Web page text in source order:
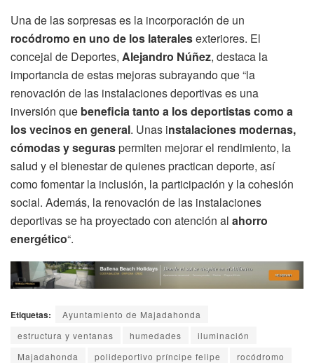
Una de las sorpresas es la incorporación de un
rocódromo en uno de los lateralesexteriores. El
concejal de Deportes, Alejandro Núñez, destaca la
importancia de estas mejoras subrayando que “la
renovación de las instalaciones deportivas es una
inversión que beneficia tanto a los deportistas como a
los vecinos en general. Unas instalaciones modernas,
cómodas y seguraspermiten mejorar el rendimiento, la
salud y el bienestar de quienes practican deporte, así
como fomentar la inclusión, la participación y la cohesión
social. Además, la renovación de las instalaciones
deportivas se ha proyectado con atención al ahorro
energético“.
Etiquetas:
Ayuntamiento de Majadahonda
estructura y ventanas
humedades
iluminación
Majadahonda
polideportivo príncipe felipe rocódromo